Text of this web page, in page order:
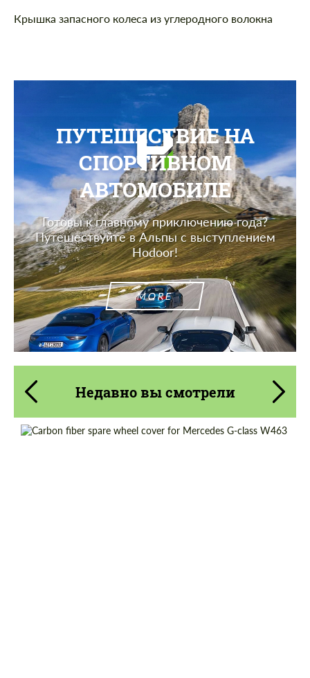
Описание
Крышка запасного колеса из углеродного волокна
ПУТЕШЕСТВИЕ НА
СПОРТИВНОМ
АВТОМОБИЛЕ
Готовы к главному приключению года?
Путешествуйте в Альпы с выступлением
Hodoor!
MORE
Недавно вы смотрели